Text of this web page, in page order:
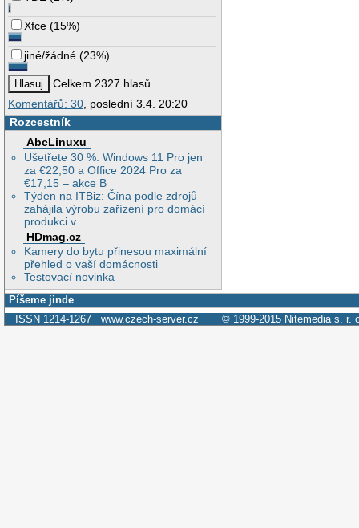
Xfce (15%)
jiné/žádné (23%)
Celkem 2327 hlasů
Komentářů: 30, poslední 3.4. 20:20
Rozcestník
AbcLinuxu
Ušetřete 30 %: Windows 11 Pro jen
za €22,50 a Office 2024 Pro za
€17,15 – akce B
Týden na ITBiz: Čína podle zdrojů
zahájila výrobu zařízení pro domácí
produkci v
HDmag.cz
Kamery do bytu přinesou maximální
přehled o vaší domácnosti
Testovací novinka
Píšeme jinde
ISSN 1214-1267 www.czech-server.cz © 1999-2015 Nitemedia s. r.